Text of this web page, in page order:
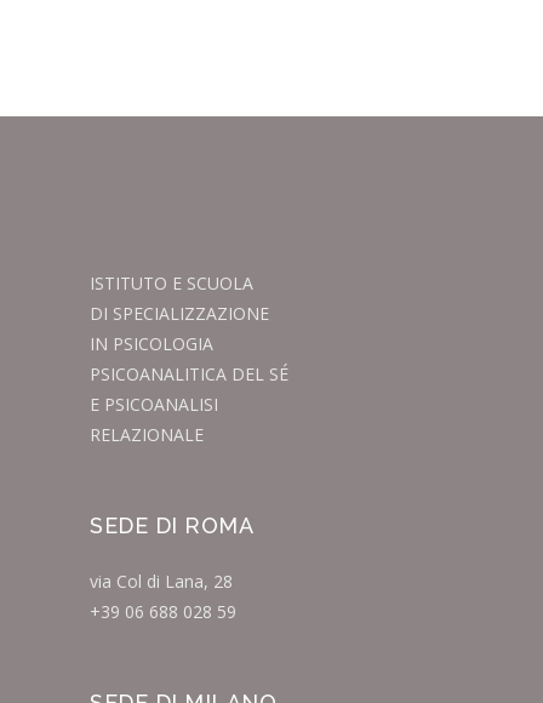
ISTITUTO E SCUOLA
DI SPECIALIZZAZIONE
IN PSICOLOGIA
PSICOANALITICA DEL SÉ
E PSICOANALISI
RELAZIONALE
SEDE DI ROMA
via Col di Lana, 28
+39 06 688 028 59